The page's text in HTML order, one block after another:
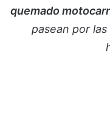
quemado
pasean por